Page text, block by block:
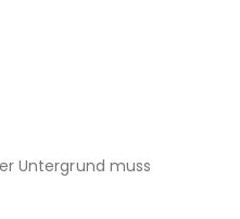
Untergrund muss